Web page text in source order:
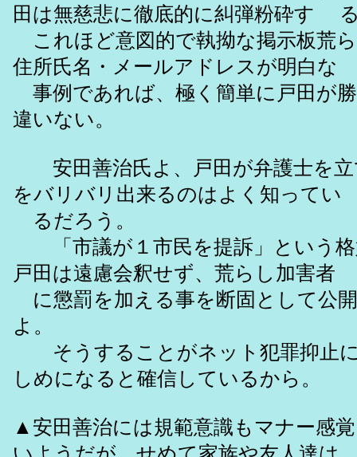
田は無慈悲に徹底的に糾弾粉砕す
これほど意図的で執拗な掲示板荒
住所氏名・メールアドレスが明白な
事例であれば、極く簡単に戸田が
違いない。
安田善治氏よ、戸田が弁護士を立
をバリバリ出来るのはよく知ってい
るだろう。
「市議が１市民を提訴」という格
戸田は遠慮会釈せず、荒らし加害者
に懲罰を加える事を断固として公
よ。
そうすることがネット犯罪抑止
しめになると確信しているから。
▲安田善治には規範意識もマナー感